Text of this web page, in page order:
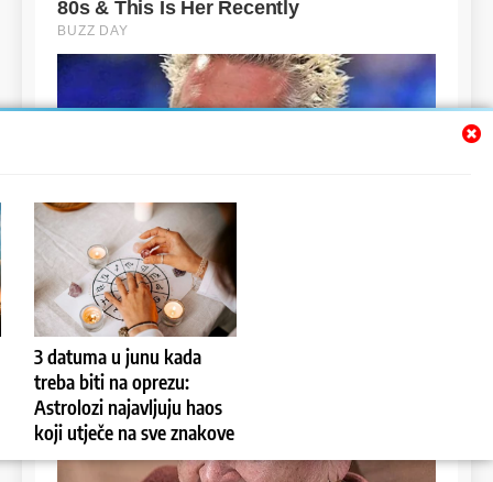
3 datuma u junu kada
treba biti na oprezu:
Astrolozi najavljuju haos
koji utječe na sve znakove
admin 2 years ago